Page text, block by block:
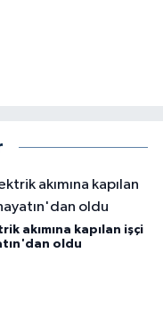
akımına kapılan işçi
oldu